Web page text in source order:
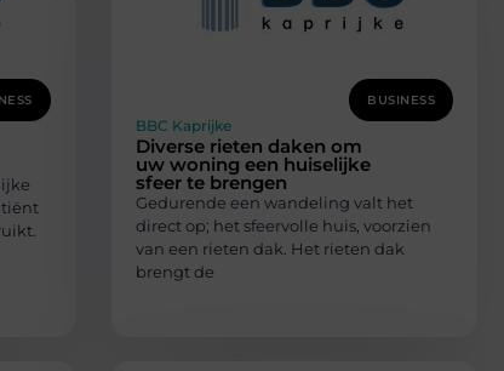
BUSINESS
BBC Kaprijke
Diverse rieten daken om
uw woning een huiselijke
sfeer te brengen
Gedurende een wandeling valt het
direct op; het sfeervolle huis, voorzien
van een rieten dak. Het rieten dak
brengt de